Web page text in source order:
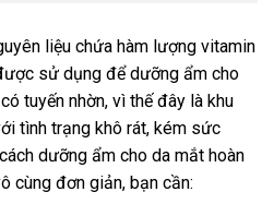
liệu chứa hàm lượng vitamin
sử dụng để dưỡng ẩm cho
tuyến nhờn, vì thế đây là khu
tình trạng khô rát, kém sức
dưỡng ẩm cho da mắt hoàn
cùng đơn giản, bạn cần: